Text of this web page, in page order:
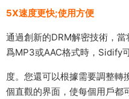
5X速度更快;使用方便
通過創新的DRM解密技術，
爲MP3或AAC格式時，Sidify
度。您還可以根據需要調整
個直觀的界面，使每個用戶都